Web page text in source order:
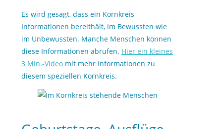
Es wird gesagt, dass ein Kornkreis
Informationen bereithält, im Bewussten wie
im Unbewussten. Manche Menschen können
diese Informationen abrufen. Hier ein kleines
3 Min.-Videomit mehr Informationen zu
diesem speziellen Kornkreis.